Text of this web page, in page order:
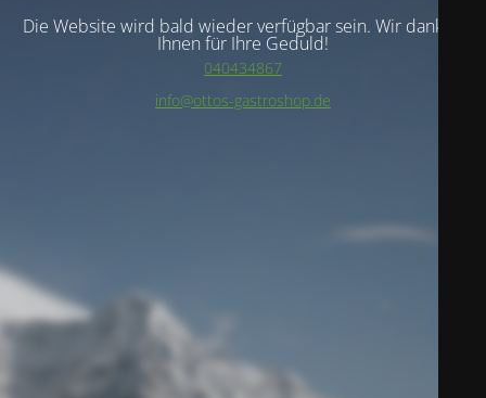
Die Website wird bald wieder verfügbar sein. Wir danken
Ihnen für Ihre Geduld!
040434867
info@ottos-gastroshop.de